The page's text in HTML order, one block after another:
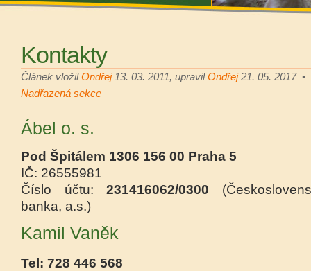
Kontakty
Článek vložilOndřej 13. 03. 2011, upravilOndřej 21. 05. 2017•
Nadřazená sekce
Ábel o. s.
Pod Špitálem 1306 156 00 Praha 5
IČ: 26555981
Číslo účtu:231416062/0300
banka, a.s.)
Kamil Vaněk
Tel: 728 446 568